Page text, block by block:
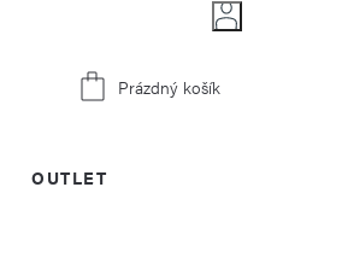
Nákupní
Prázdný košík
OUTLET